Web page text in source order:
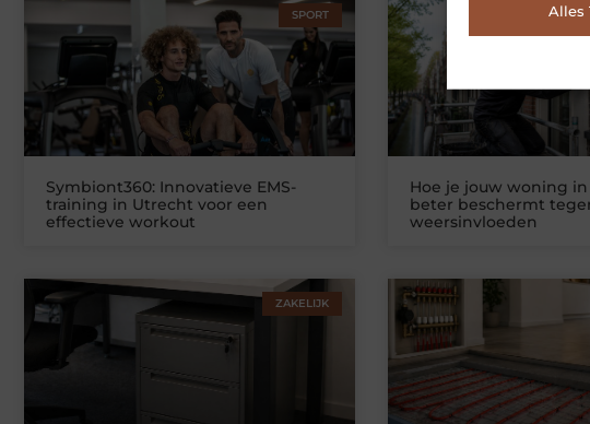
Alles
SPORT
Symbiont360: Innovatieve EMS-
training in Utrecht voor een
effectieve workout
Hoe je jouw woning
beter beschermt
weersinvloeden
ZAKELIJK